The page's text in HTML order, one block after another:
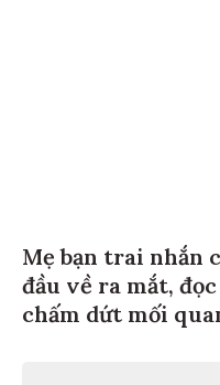
Mẹ bạn trai nhắn
đầu về ra mắt,
chấm dứt mối